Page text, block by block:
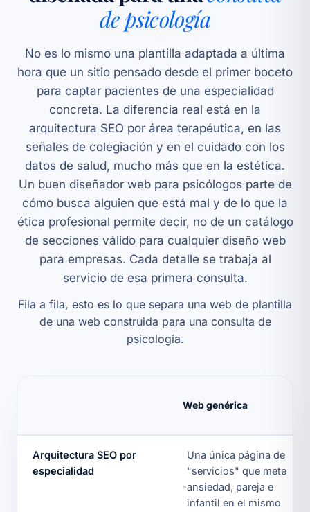
de psicología
No es lo mismo una plantilla adaptada a última
hora que un sitio pensado desde el primer boceto
para captar pacientes de una especialidad
concreta. La diferencia real está en la
arquitectura SEO por área terapéutica, en las
señales de colegiación y en el cuidado con los
datos de salud, mucho más que en la estética.
Un buen diseñador web para psicólogos parte de
cómo busca alguien que está mal y de lo que la
ética profesional permite decir, no de un catálogo
de secciones válido para cualquier diseño web
para empresas. Cada detalle se trabaja al
servicio de esa primera consulta.
Fila a fila, esto es lo que separa una web de plantilla
de una web construida para una consulta de
psicología.
Web genérica
Arquitectura SEO por
especialidad
Una única página de
"servicios" que mete
ansiedad, pareja e
infantil en el mismo